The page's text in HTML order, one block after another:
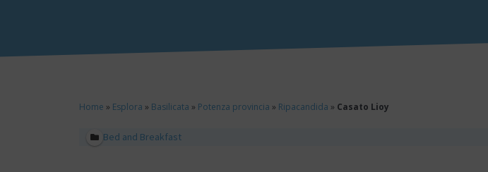
Home » Esplora » Basilicata » Potenza provincia » Ripacandida » Casato Lioy
Bed and Breakfast